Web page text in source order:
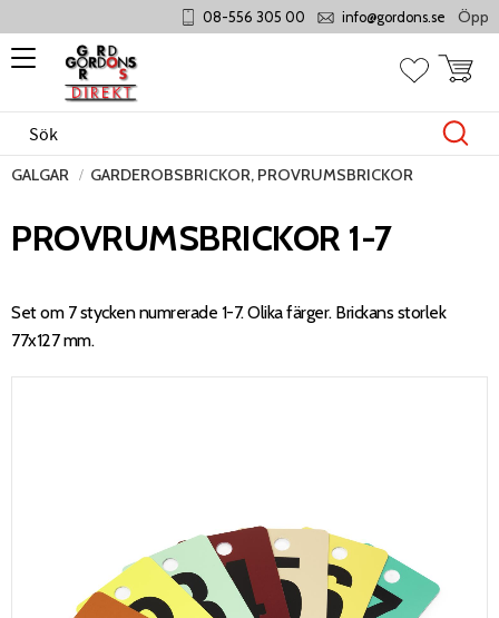
Meny
08-556 305 00 info@gordons.se
Favoriter
GALGAR GARDEROBSBRICKOR, PROVRUMSBRICKOR
PROVRUMSBRICKOR 1-7
Set om 7 stycken numrerade 1-7. Olika färger. Brickans storlek
77x127 mm.